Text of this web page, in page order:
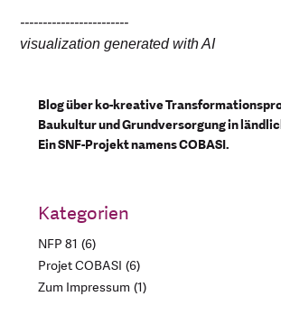
------------------------
visualization generated with AI
Blog über ko-kreative
Baukultur und Grundversorgung in
Ein SNF-Projekt namens COBASI.
Kategorien
NFP 81 6
Projet COBASI 6
Zum Impressum 1